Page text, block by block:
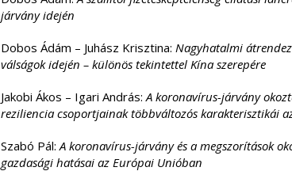
járvány idején
Dobos Ádám – Juhász Krisztina: Nagyhatalmi
válságok idején – különös tekintettel Kína szerepére
Jakobi Ákos – Igari András:A koronavírus-járvány
reziliencia csoportjainak többváltozós karakterisztikái
Szabó Pál: A koronavírus-járvány és a megszorítások
gazdasági hatásai az Európai Unióban